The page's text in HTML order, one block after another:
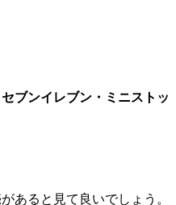
ブンイレブン・ミニストッ
あると見て良いでしょう。